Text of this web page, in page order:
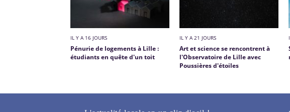
IL Y A 16 JOURS
Pénurie de logements à Lille :
étudiants en quête d'un toit
IL Y A 21 JOURS
Art et science se rencontrent à
l'Observatoire de Lille avec
Poussières d'étoiles